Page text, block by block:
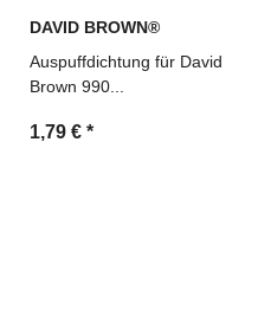
DAVID BROWN®
Auspuffdichtung für David
Brown 990...
1,79 € *